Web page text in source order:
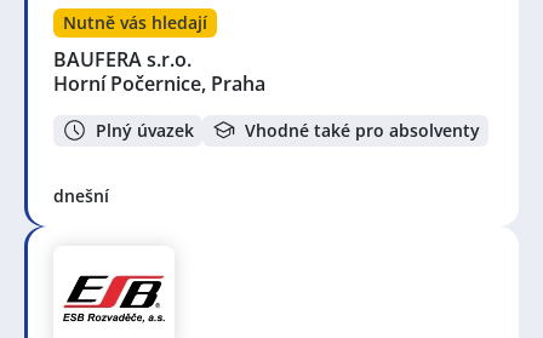
Nutně vás hledají
BAUFERA s.r.o.
Horní Počernice, Praha
Plný úvazek Vhodné také pro absolventy
dnešní